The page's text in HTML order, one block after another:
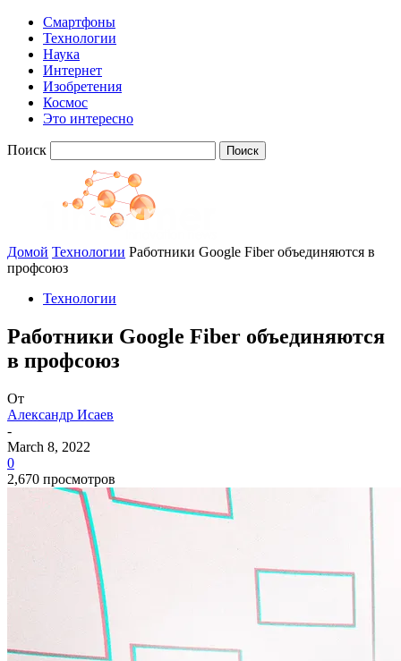
Смартфоны
Технологии
Наука
Интернет
Изобретения
Космос
Это интересно
Поиск
Домой Технологии Работники Google Fiber объединяются в
профсоюз
Технологии
Работники Google Fiber объединяются
в профсоюз
От
Александр Исаев
-
March 8, 2022
0
2,670 просмотров